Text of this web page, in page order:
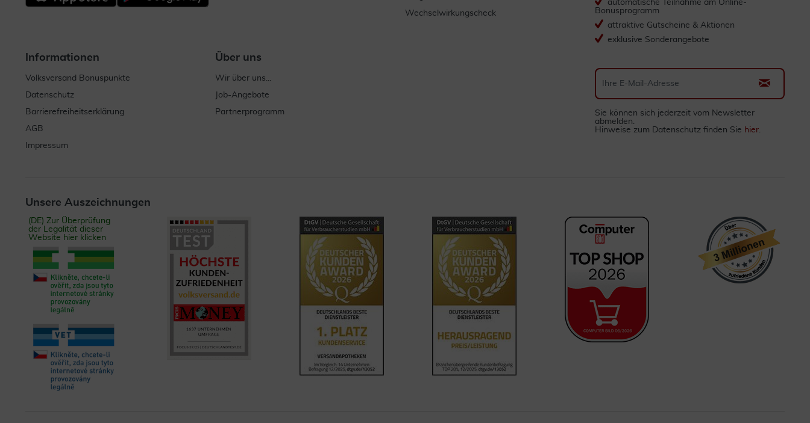
Wechselwirkungscheck
Informationen
Volksversand Bonuspunkte
Datenschutz
Barrierefreiheitserklärung
AGB
Impressum
Über uns
Wir über uns...
Job-Angebote
Partnerprogramm
automatische Teilnahme am Online-
Bonusprogramm
attraktive Gutscheine & Aktionen
exklusive Sonderangebote
Sie können sich jederzeit vom Newsletter
abmelden.
Hinweise zum Datenschutz finden Sie hier.
Unsere Auszeichnungen
(DE) Zur Überprüfung
der Legalität dieser
Website hier klicken